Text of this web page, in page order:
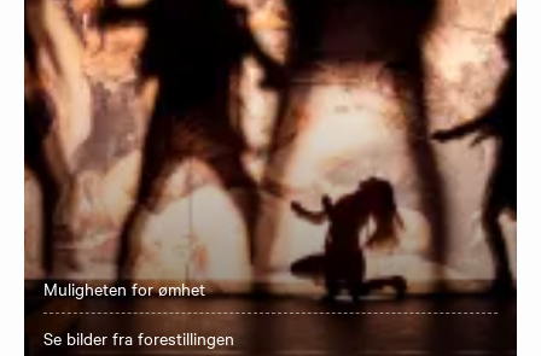
Muligheten for ømhet
Se bilder fra forestillingen